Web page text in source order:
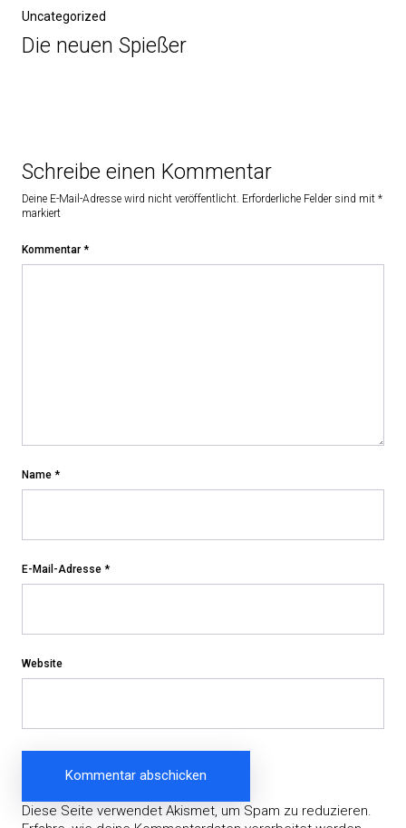
Uncategorized
Die neuen Spießer
Schreibe einen Kommentar
Deine E-Mail-Adresse wird nicht veröffentlicht. Erforderliche Felder sind mit *
markiert
Kommentar *
Name *
E-Mail-Adresse *
Website
Diese Seite verwendet Akismet, um Spam zu reduzieren.